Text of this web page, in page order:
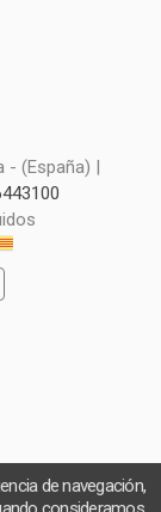
(España) |
de navegación,